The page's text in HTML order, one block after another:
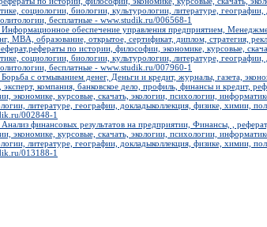
социологии, биологии, культурологии, литературе, географии,
бесплатные - www.studik.ru/006568-1
Информационное обеспечение управления предприятием,
MBA, образование, открытое, сертификат, диплом, стратегия,
по истории, философии, экономике, курсовые,
социологии, биологии, культурологии, литературе, географии,
бесплатные - www.studik.ru/007960-1
с отмыванием денег, Деньги и кредит, журналы, газета,
компания, банковское дело, профиль, финансы и кредит,
экономике, курсовые, скачать, экологии, психологии,
литературе, географии, докладыколлекция, физике, химии,
002848-1
финансовых результатов на предприятии, Финансы, ,
экономике, курсовые, скачать, экологии, психологии,
литературе, географии, докладыколлекция, физике, химии,
013188-1